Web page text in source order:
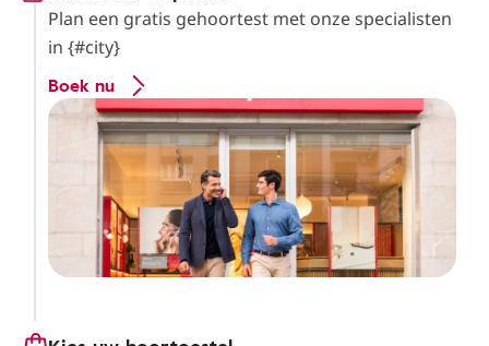
Plan een gratis gehoortest met onze specialisten
in {#city}
Boek nu